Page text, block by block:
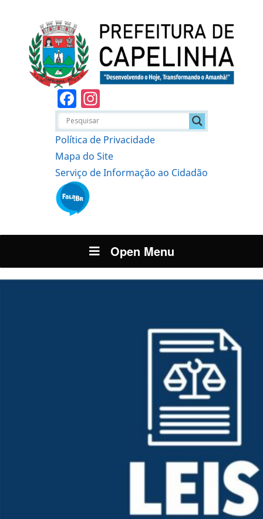
Facebook
Política de Privacidade
Mapa do Site
Serviço de Informação ao Cidadão
Open Menu